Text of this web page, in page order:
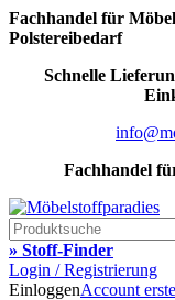
Fachhandel für
Polstereibedarf
Schnelle
Fachhandel
» Stoff-Finder
Login / Registrierung
EinloggenAccount